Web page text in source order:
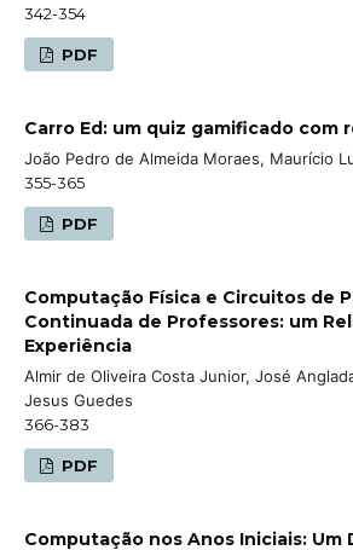
342-354
PDF
Carro Ed: um quiz gamificado com
João Pedro de Almeida Moraes, Maurício
355-365
PDF
Computação Física e Circuitos de
Continuada de Professores: um
Experiência
Almir de Oliveira Costa Junior, José
Jesus Guedes
366-383
PDF
Computação nos Anos Iniciais: Um